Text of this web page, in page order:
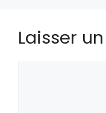
Laisser